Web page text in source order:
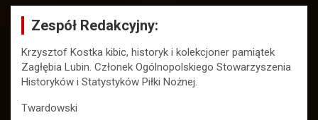
Zespół Redakcyjny:
Krzysztof Kostka kibic, historyk i kolekcjoner pamiątek
Zagłębia Lubin. Członek Ogólnopolskiego Stowarzyszenia
Historyków i Statystyków Piłki Nożnej.
Twardowski